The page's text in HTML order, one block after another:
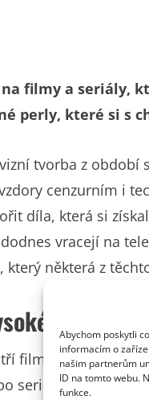
Abychom poskytli
informacím o
našim partnerům
ID na tomto webu.
funkce.
filmy a seriály,
perly, které si s
tvorba z
cenzurním i
díla, která si
vracejí na
některá z
divácké
filmy jako
seriály